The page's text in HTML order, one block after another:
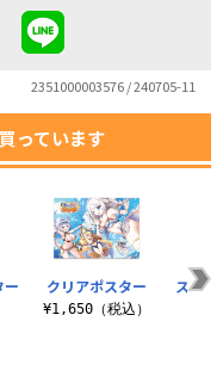
2351000003576 / 240705-11
っています
ー
クリアポスター
¥1,650（税込）
ステ